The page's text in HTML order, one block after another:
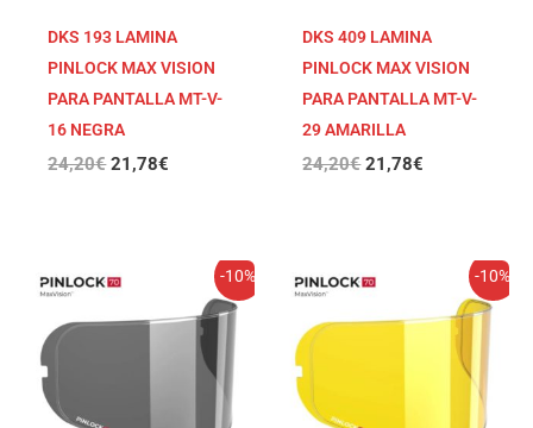
DKS 193 LAMINA
PINLOCK MAX VISION
PARA PANTALLA MT-V-
16 NEGRA
24,20€ 21,78€
DKS 409 LAMINA
PINLOCK MAX VISION
PARA PANTALLA MT-V-
29 AMARILLA
24,20€ 21,78€
-10%
precio
original
precio
actual
21,78€.
-10%
precio
original
precio
actual
21,78€.